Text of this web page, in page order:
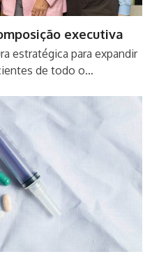
executiva
estratégica para expandir
de todo o…